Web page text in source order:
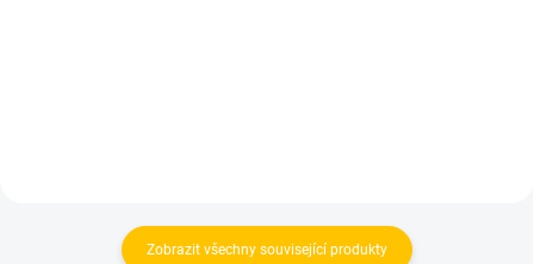
Zobrazit všechny související produkty